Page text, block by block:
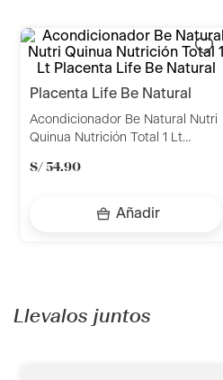
Placenta Life Be Natural